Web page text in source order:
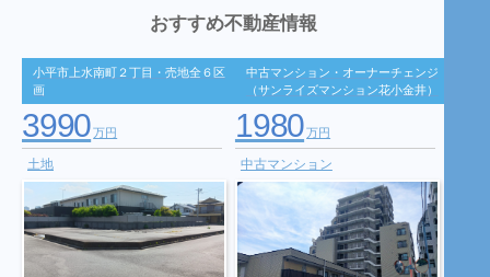
おすすめ不動産情報
小平市上水南町２丁目・売地全６区
画
3990万円
土地
中古マンション・オーナーチェンジ
（サンライズマンション花小金井）
1980万円
中古マンション